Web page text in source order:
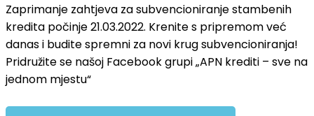
Zaprimanje zahtjeva za subvencioniranje stambenih
kredita počinje 21.03.2022. Krenite s pripremom već
danas i budite spremni za novi krug subvencioniranja!
Pridružite se našoj Facebook grupi „APN krediti – sve na
jednom mjestu“